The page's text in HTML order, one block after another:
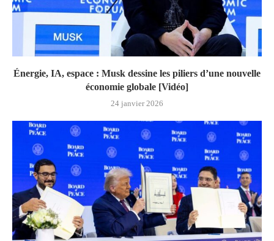
Énergie, IA, espace : Musk dessine les piliers d’une nouvelle
économie globale [Vidéo]
24 janvier 2026